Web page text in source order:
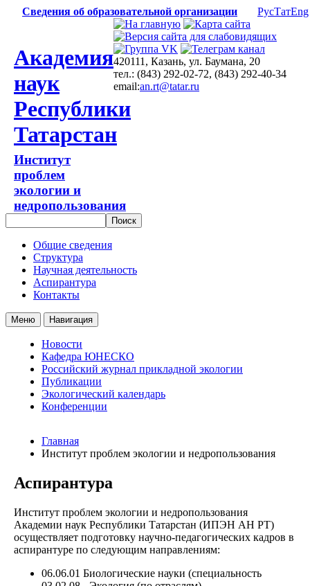
Сведения об образовательной организации РусТатEng
Академия
наук
Республики
Татарстан
Институт
проблем
экологии и
недропользования
420111, Казань, ул. Баумана, 20
тел.: (843) 292-02-72, (843) 292-40-34
email:an.rt@tatar.ru
Общие сведения
Структура
Научная деятельность
Аспирантура
Контакты
Меню Навигация
Новости
Кафедра ЮНЕСКО
Российский журнал прикладной экологии
Публикации
Экологический календарь
Конференции
Главная
Институт проблем экологии и недропользования
Аспирантура
Институт проблем экологии и недропользования
Академии наук Республики Татарстан (ИПЭН АН РТ)
осуществляет подготовку научно-педагогических кадров в
аспирантуре по следующим направлениям:
06.06.01 Биологические науки (специальность